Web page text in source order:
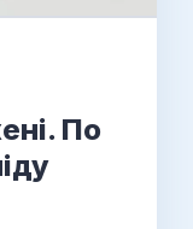
По